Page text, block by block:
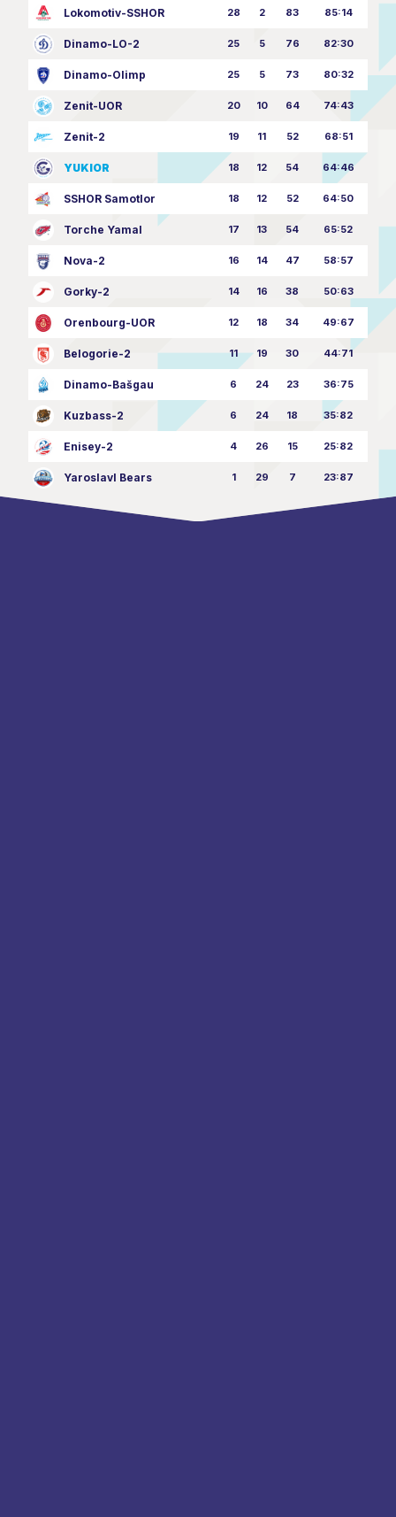
Lokomotiv-SSHOR 28 2 83 85:14
Dinamo-LO-2 25 5 76 82:30
Dinamo-Olimp 25 5 73 80:32
Zenit-UOR 20 10 64 74:43
Zenit-2 19 11 52 68:51
YUKIOR 18 12 54 64:46
SSHOR Samotlor 18 12 52 64:50
Torche Yamal 17 13 54 65:52
Nova-2 16 14 47 58:57
Gorky-2 14 16 38 50:63
Orenbourg-UOR 12 18 34 49:67
Belogorie-2 11 19 30 44:71
Dinamo-Bašgau 6 24 23 36:75
Kuzbass-2 6 24 18 35:82
Enisey-2 4 26 15 25:82
Yaroslavl Bears 1 29 7 23:87